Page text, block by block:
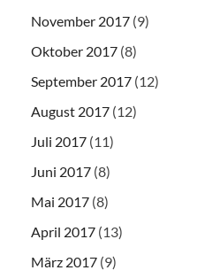
November 2017 (9)
Oktober 2017 (8)
September 2017 (12)
August 2017 (12)
Juli 2017 (11)
Juni 2017 (8)
Mai 2017 (8)
April 2017 (13)
März 2017 (9)